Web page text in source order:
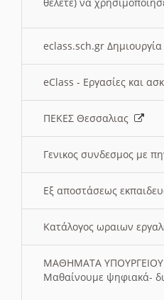
eclass.sch.gr
eClass - Εργασίες και
ΠΕΚΕΣ Θεσσαλιας
Γενικος συνδεσμος με
Εξ αποστάσεως
Κατάλογος ωραιων
ΜΑΘΗΜΑΤΑ ΥΠΟΥΡΓΕΙΟΥ
Μαθαίνουμε ψηφιακά-